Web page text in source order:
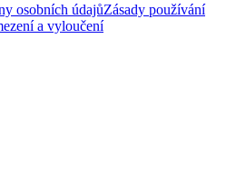
osobních údajůZásady používání
a vyloučení